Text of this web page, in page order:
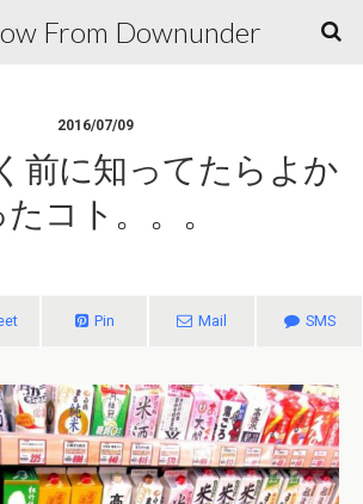
From Downunder
2016/07/09
前に知ってたらよか
たコト。。。
Pin Mail SMS